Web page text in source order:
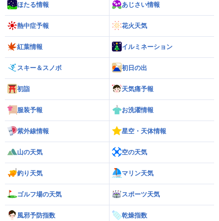
ほたる情報 あじさい情報
熱中症予報 花火天気
紅葉情報 イルミネーション
スキー＆スノボ 初日の出
初詣 天気痛予報
服装予報 お洗濯情報
紫外線情報 星空・天体情報
山の天気 空の天気
釣り天気 マリン天気
ゴルフ場の天気 スポーツ天気
風邪予防指数 乾燥指数